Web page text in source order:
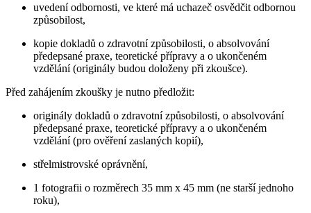
uvedení odbornosti, ve které má uchazeč osvědčit odbornou
způsobilost,
kopie dokladů o zdravotní způsobilosti, o absolvování
předepsané praxe, teoretické přípravy a o ukončeném
vzdělání (originály budou doloženy při zkoušce).
Před zahájením zkoušky je nutno předložit:
originály dokladů o zdravotní způsobilosti, o absolvování
předepsané praxe, teoretické přípravy a o ukončeném
vzdělání (pro ověření zaslaných kopií),
střelmistrovské oprávnění,
1 fotografii o rozměrech 35 mm x 45 mm (ne starší jednoho
roku),